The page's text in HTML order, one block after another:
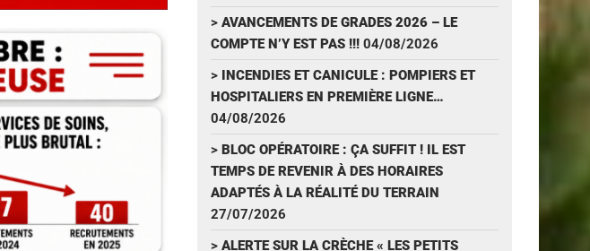
> AVANCEMENTS DE GRADES 2026 – LE
COMPTE N’Y EST PAS !!! 04/08/2026
> INCENDIES ET CANICULE : POMPIERS ET
HOSPITALIERS EN PREMIÈRE LIGNE…
04/08/2026
> BLOC OPÉRATOIRE : ÇA SUFFIT ! IL EST
TEMPS DE REVENIR À DES HORAIRES
ADAPTÉS À LA RÉALITÉ DU TERRAIN
27/07/2026
> ALERTE SUR LA CRÈCHE « LES PETITS